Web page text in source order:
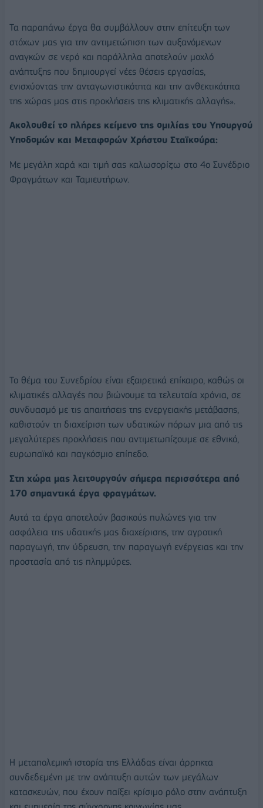
Τα παραπάνω έργα θα συμβάλλουν στην επίτευξη των
στόχων μας για την αντιμετώπιση των αυξανόμενων
αναγκών σε νερό και παράλληλα αποτελούν μοχλό
ανάπτυξης που δημιουργεί νέες θέσεις εργασίας,
ενισχύοντας την ανταγωνιστικότητα και την ανθεκτικότητα
της χώρας μας στις προκλήσεις της κλιματικής αλλαγής».
Ακολουθεί το πλήρες κείμενο της ομιλίας του Υπουργού
Υποδομών και Μεταφορών Χρήστου Σταϊκούρα:
Με μεγάλη χαρά και τιμή σας καλωσορίζω στο 4ο Συνέδριο
Φραγμάτων και Ταμιευτήρων.
Το θέμα του Συνεδρίου είναι εξαιρετικά επίκαιρο, καθώς οι
κλιματικές αλλαγές που βιώνουμε τα τελευταία χρόνια, σε
συνδυασμό με τις απαιτήσεις της ενεργειακής μετάβασης,
καθιστούν τη διαχείριση των υδατικών πόρων μια από τις
μεγαλύτερες προκλήσεις που αντιμετωπίζουμε σε εθνικό,
ευρωπαϊκό και παγκόσμιο επίπεδο.
Στη χώρα μας λειτουργούν σήμερα περισσότερα από
170 σημαντικά έργα φραγμάτων.
Αυτά τα έργα αποτελούν βασικούς πυλώνες για την
ασφάλεια της υδατικής μας διαχείρισης, την αγροτική
παραγωγή, την ύδρευση, την παραγωγή ενέργειας και την
προστασία από τις πλημμύρες.
Η μεταπολεμική ιστορία της Ελλάδας είναι άρρηκτα
συνδεδεμένη με την ανάπτυξη αυτών των μεγάλων
κατασκευών, που έχουν παίξει κρίσιμο ρόλο στην ανάπτυξη